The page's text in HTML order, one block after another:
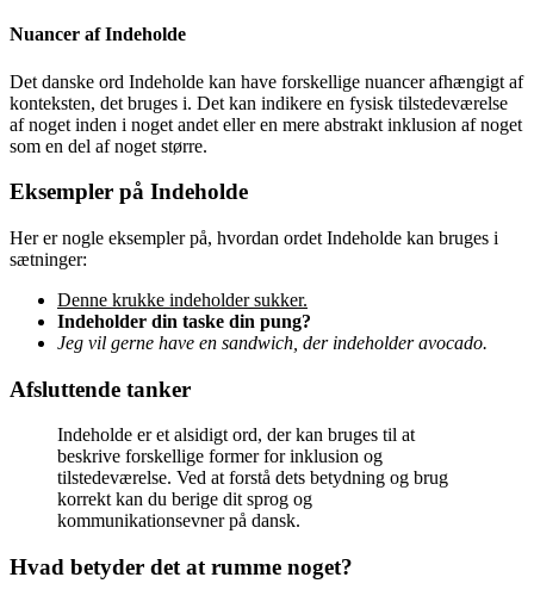
Nuancer af Indeholde
Det danske ord Indeholde kan have forskellige nuancer afhængigt af
konteksten, det bruges i. Det kan indikere en fysisk tilstedeværelse
af noget inden i noget andet eller en mere abstrakt inklusion af noget
som en del af noget større.
Eksempler på Indeholde
Her er nogle eksempler på, hvordan ordet Indeholde kan bruges i
sætninger:
Denne krukke indeholder sukker.
Indeholder din taske din pung?
Jeg vil gerne have en sandwich, der indeholder avocado.
Afsluttende tanker
Indeholde er et alsidigt ord, der kan bruges til at
beskrive forskellige former for inklusion og
tilstedeværelse. Ved at forstå dets betydning og brug
korrekt kan du berige dit sprog og
kommunikationsevner på dansk.
Hvad betyder det at rumme noget?